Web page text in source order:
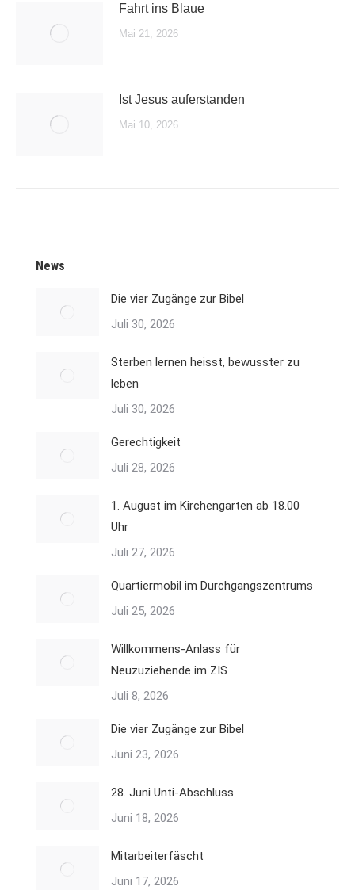
Fahrt ins Blaue
Mai 21, 2026
Ist Jesus auferstanden
Mai 10, 2026
News
Die vier Zugänge zur Bibel
Juli 30, 2026
Sterben lernen heisst, bewusster zu
leben
Juli 30, 2026
Gerechtigkeit
Juli 28, 2026
1. August im Kirchengarten ab 18.00
Uhr
Juli 27, 2026
Quartiermobil im Durchgangszentrums
Juli 25, 2026
Willkommens-Anlass für
Neuzuziehende im ZIS
Juli 8, 2026
Die vier Zugänge zur Bibel
Juni 23, 2026
28. Juni Unti-Abschluss
Juni 18, 2026
Mitarbeiterfäscht
Juni 17, 2026